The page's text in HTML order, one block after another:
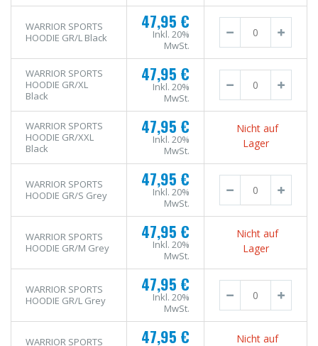
WARRIOR SPORTS
HOODIE GR/L Black
47,95 €
Inkl. 20%
MwSt.
WARRIOR SPORTS
HOODIE GR/XL
Black
47,95 €
Inkl. 20%
MwSt.
WARRIOR SPORTS
HOODIE GR/XXL
Black
47,95 €
Inkl. 20%
MwSt.
Nicht auf
Lager
WARRIOR SPORTS
HOODIE GR/S Grey
47,95 €
Inkl. 20%
MwSt.
WARRIOR SPORTS
HOODIE GR/M Grey
47,95 €
Inkl. 20%
MwSt.
Nicht auf
Lager
WARRIOR SPORTS
HOODIE GR/L Grey
47,95 €
Inkl. 20%
MwSt.
WARRIOR SPORTS
47,95 €
Nicht auf